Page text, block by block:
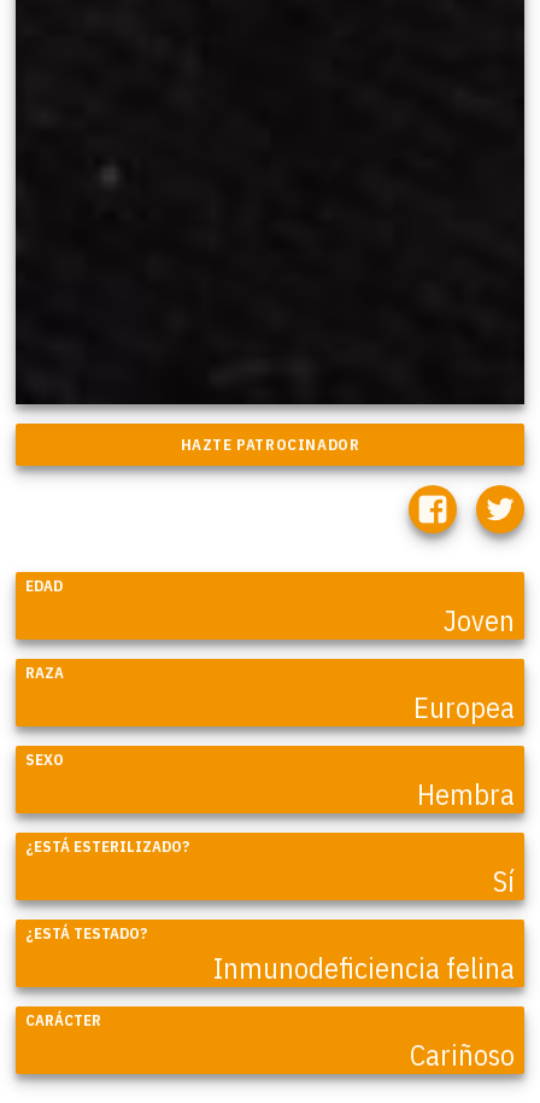
EDAD
Joven
RAZA
Europea
SEXO
Hembra
¿ESTÁ ESTERILIZADO?
Sí
¿ESTÁ TESTADO?
Inmunodeficiencia felina
CARÁCTER
Cariñoso